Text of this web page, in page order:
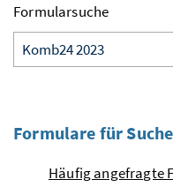
Formularsuche
Formulare für
Häufig angefragte